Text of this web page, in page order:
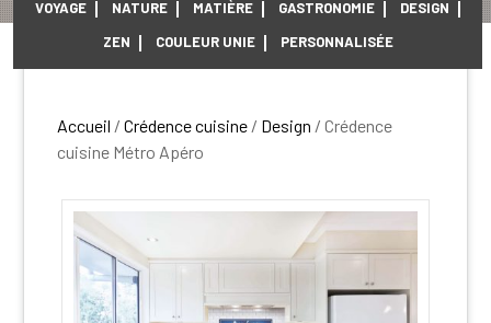
VOYAGE NATURE MATIÈRE GASTRONOMIE
DESIGN
ZEN
COULEUR UNIE PERSONNALISÉE
Accueil /Crédence cuisine / Design / Crédence
cuisine Métro Apéro